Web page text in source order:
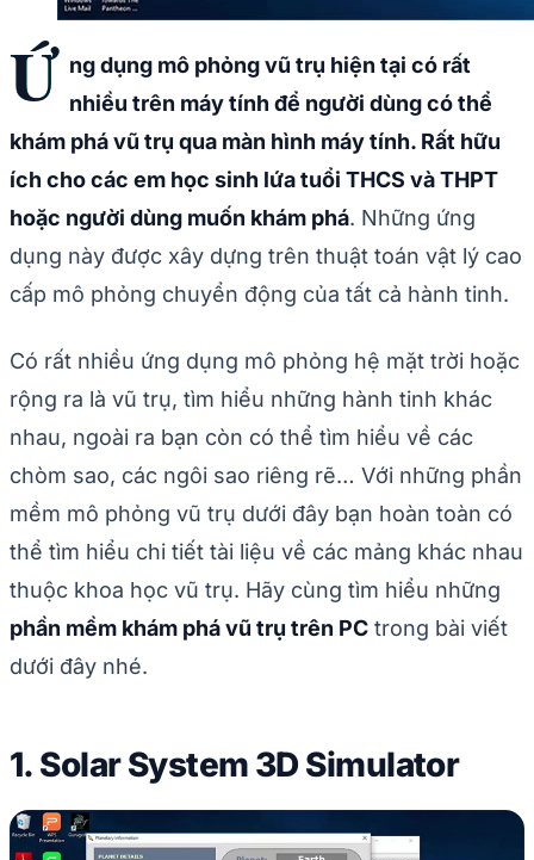
Ứ ng dụng mô phỏng vũ trụ hiện tại có rất
nhiều trên máy tính để người dùng có thể
khám phá vũ trụ qua màn hình máy tính. Rất hữu
ích cho các em học sinh lứa tuổi THCS và THPT
hoặc người dùng muốn khám phá. Những ứng
dụng này được xây dựng trên thuật toán vật lý cao
cấp mô phỏng chuyển động của tất cả hành tinh.
Có rất nhiều ứng dụng mô phỏng hệ mặt trời hoặc
rộng ra là vũ trụ, tìm hiểu những hành tinh khác
nhau, ngoài ra bạn còn có thể tìm hiểu về các
chòm sao, các ngôi sao riêng rẽ… Với những phần
mềm mô phỏng vũ trụ dưới đây bạn hoàn toàn có
thể tìm hiểu chi tiết tài liệu về các mảng khác nhau
thuộc khoa học vũ trụ. Hãy cùng tìm hiểu những
phần mềm khám phá vũ trụ trên PC trong bài viết
dưới đây nhé.
1. Solar System 3D Simulator